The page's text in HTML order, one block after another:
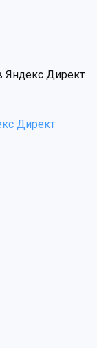
Яндекс Директ
Директ